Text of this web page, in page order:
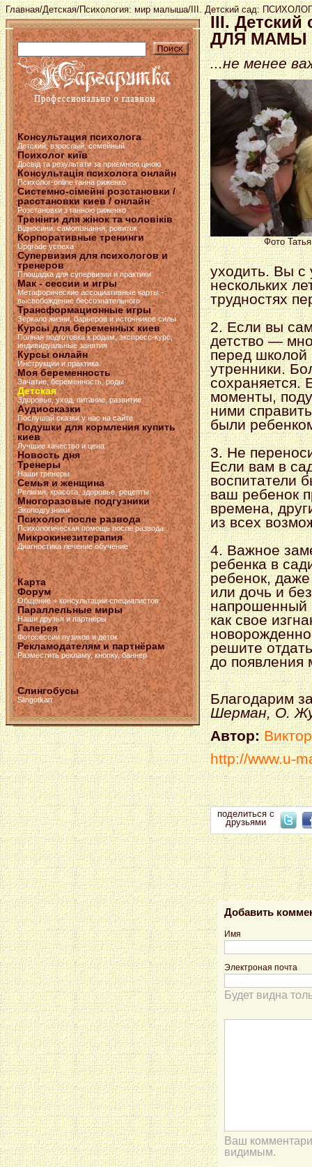
Главная/Детская/Психология: мир малыша/III. Детский сад:
Консультация психолога
Детский, взрослый, семейный
Психолог київ
Досвід та результати за приємною ціною
Консультація психолога онлайн
Психолог-online ганна риженко
Системно-сімейні розстановки /
расстановки киев / онлайн
Розстановки з ганною риженко
Тренінги для жінок та чоловіків
Відносини, самопізнання, ровиток
Корпоративные тренинги
Upgrade успеха
Супервизия для психологов и
тренеров
Площадка для супервизии и практики
Мак - сессии и игры
Метафорические ассоциативные карты -
высвобождение бессознательного
Трансформационные игры
Зеркало жизни, барьеров и источников силы
Курсы для беременных киев
Полная подготовка к родам, экспресс-курс,
индивидуальные занятия
Курсы онлайн
Инструкции и практика
Моя беременность
Зачатие, беременность, роды
Детская
Здоровье, уход, питание, развитие
Аудиосказки
Послушай сказки у нас на сайте
Подушки для кормления купить
киев
Лучшие качество и цена
Новость дня
Тренеры
Наши тренеры
Семья и женщина
Религия, красота, здоровье, рецепты
Многоразовые подгузники
Экоподгузники
Психолог после развода
Психологическая помощь после развода
Микрокинезитерапия
Диагностика лечение обучение
Карта
Форум
Общение + консультации специалистов
Параллельные миры
Наши друзья и партнёры
Галерея
Фотосессии пузиков и деток
Рекламодателям и партнёрам
Разместить рекламу, кнопку, баннер
Слингобусы
Slingotkan
III.
ДЛЯ МАМЫ
...не менее
Фото
уходить. Вы с
нескольких
трудностях
2. Если вы
детство —
перед школой
утренники.
сохраняется.
моменты,
ними
были
3. Не
Если вам в
воспитатели
ваш ребенок
времена,
из всех
4. Важное
ребенка в
ребенок,
или дочь и
напрошенный
как свое
решите
до
Благодарим
Шерман, О.
Автор:
http://www.u-
поделиться с
друзьями
Добавить
Имя
Электроная почта
Будет видна
Ваш
видимым.